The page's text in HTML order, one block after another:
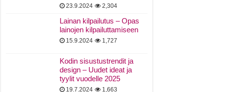
23.9.2024 2,304
Lainan kilpailutus – Opas
lainojen kilpailuttamiseen
15.9.2024 1,727
Kodin sisustustrendit ja
design – Uudet ideat ja
tyylit vuodelle 2025
19.7.2024 1,663